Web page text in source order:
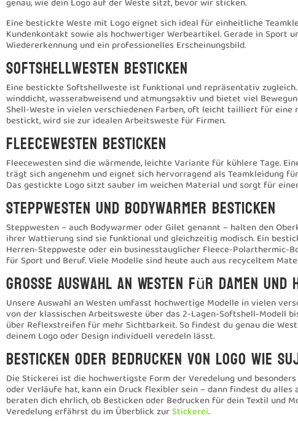
genau, wie dein Logo auf der Weste sitzt, bevor wir sticken.
Eine bestickte Weste mit Logo eignet sich ideal für einheitliche
Kundenkontakt sowie als hochwertiger Werbeartikel. Gerade in Sport
Wiedererkennung und ein professionelles Erscheinungsbild.
Softshellwesten besticken
Eine bestickte Softshellweste ist funktional und repräsentativ
winddicht, wasserabweisend und atmungsaktiv und bietet viel
Shell-Weste in vielen verschiedenen Farben, oft leicht tailliert für eine
bestickt, wird sie zur idealen Arbeitsweste für Firmen.
Fleecewesten besticken
Fleecewesten sind die wärmende, leichte Variante für kühlere Tage.
trägt sich angenehm und eignet sich hervorragend als Teamkleidung
Das gestickte Logo sitzt sauber im weichen Material und sorgt für
Steppwesten und Bodywarmer besticken
Steppwesten – auch Bodywarmer oder Gilet genannt – halten den
ihrer Wattierung sind sie funktional und gleichzeitig modisch. Ein
Herren-Steppweste oder ein businesstauglicher Fleece-Polarthermic-
für Sport und Beruf. Viele Modelle sind heute auch aus recyceltem
Grosse Auswahl an Westen für Damen und
Unsere Auswahl an Westen umfasst hochwertige Modelle in vielen
von der klassischen Arbeitsweste über das 2-Lagen-Softshell-Modell
über Reflexstreifen für mehr Sichtbarkeit. So findest du genau die
deinem Logo oder Design individuell veredeln lässt.
Besticken oder bedrucken von Logo wie
Die Stickerei ist die hochwertigste Form der Veredelung und
oder Verläufe hat, kann ein Druck flexibler sein – dann findest du alles
beraten dich ehrlich, ob Besticken oder Bedrucken für dein Textil und
Veredelung erfährst du im Überblick zurStickerei.